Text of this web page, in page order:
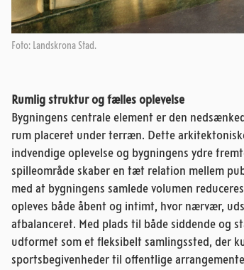
Foto: Landskrona Stad.
Rumlig struktur og fælles oplevelse
Bygningens centrale element er den
rum placeret under terræn. Dette
indvendige oplevelse og bygningens ydre
spilleområde skaber en tæt relation mellem
med at bygningens samlede volumen
opleves både åbent og intimt, hvor nærvær,
afbalanceret. Med plads til både siddende og
udformet som et fleksibelt samlingssted, der
sportsbegivenheder til offentlige